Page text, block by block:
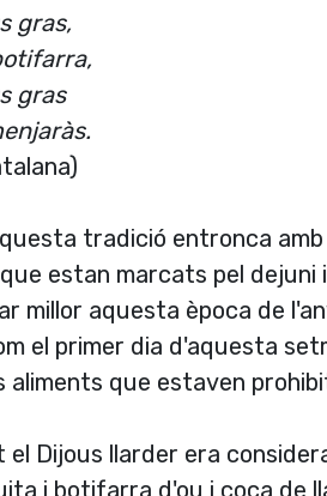
gras,
gras
tradició entronca
estan marcats pel
millor aquesta època de
el primer dia d'aquesta
aliments que estaven
el Dijous llarder era
i botifarra d'ou i coca de